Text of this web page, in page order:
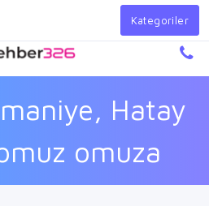
Giriş Yap
Hatay
omuza
Kategoriler